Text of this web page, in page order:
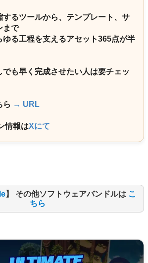
するツールから、テンプレート、サ
まで
ゆる工程を支えるアセット365点が半
でも早く完成させたい人は要チェッ
ら → URL
情報はXにて
】 その他ソフトウェアバンドルは こ
ちら